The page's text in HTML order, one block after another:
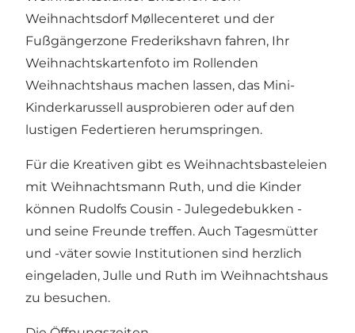
Weihnachtsdorf Møllecenteret und der
Fußgängerzone Frederikshavn fahren, Ihr
Weihnachtskartenfoto im Rollenden
Weihnachtshaus machen lassen, das Mini-
Kinderkarussell ausprobieren oder auf den
lustigen Federtieren herumspringen.
Für die Kreativen gibt es Weihnachtsbasteleien
mit Weihnachtsmann Ruth, und die Kinder
können Rudolfs Cousin - Julegedebukken -
und seine Freunde treffen. Auch Tagesmütter
und -väter sowie Institutionen sind herzlich
eingeladen, Julle und Ruth im Weihnachtshaus
zu besuchen.